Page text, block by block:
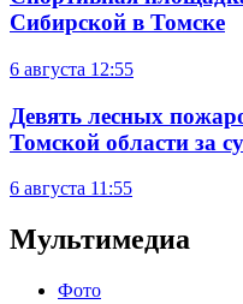
Сибирской в Томске
6 августа 12:55
Девять лесных
Томской области за
6 августа 11:55
Мультимедиа
Фото